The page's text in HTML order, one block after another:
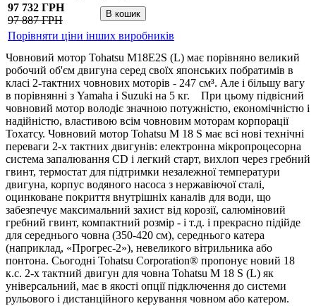
97 732 ГРН
97 887 ГРН
Порівняти ціни інших виробників
Човновий мотор Tohatsu M18E2S (L) має порівняно великий
робочий об'єм двигуна серед своїх японських побратимів в
класі 2-тактних човнових моторів - 247 см³. Але і більшу вагу
в порівнянні з Yamaha і Suzuki на 5 кг. При цьому підвісний
човновий мотор володіє значною потужністю, економічністю і
надійністю, властивою всім човновим моторам корпорації
Тохатсу. Човновий мотор Tohatsu M 18 S має всі нові технічні
переваги 2-х тактних двигунів: електронна мікропроцесорна
система запалювання CD і легкий старт, вихлоп через гребний
гвинт, термостат для підтримки незалежної температури
двигуна, корпус водяного насоса з нержавіючої сталі,
оцинковане покриття внутрішніх каналів для води, що
забезпечує максимальний захист від корозії, салюміновий
гребний гвинт, компактний розмір - і т.д. і прекрасно підійде
для середнього човна (350-420 см), середнього катера
(наприклад, «Прогрес-2»), невеликого вітрильника або
понтона. Сьогодні Tohatsu Corporation® пропонує новий 18
к.с. 2-х тактний двигун для човна Tohatsu M 18 S (L) як
універсальний, має в якості опції підключення до системи
рульового і дистанційного керування човном або катером.